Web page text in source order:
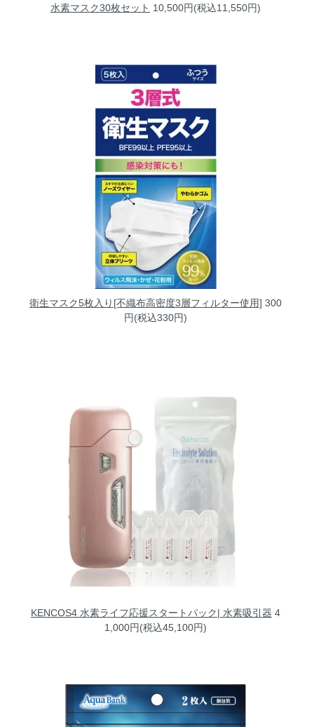
水素マスク30枚セット 10,500円(税込11,550円)
衛生マスク5枚入り[不織布高密度3層フィルター使用] 300
円(税込330円)
KENCOS4 水素ライフ応援スタートパック| 水素吸引器 4
1,000円(税込45,100円)